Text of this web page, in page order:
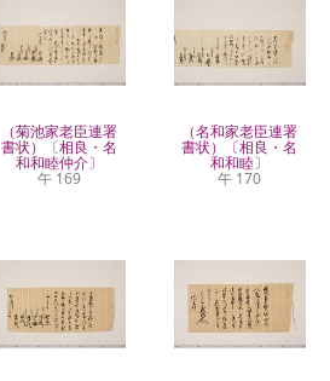
（菊池家老臣連署
書状）〔相良・名
和和睦仲介〕
午 169
（名和家老臣連署
書状）〔相良・名
和和睦〕
午 170